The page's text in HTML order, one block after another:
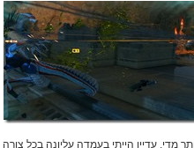
מדי. עדיין הייתי בעמדה עליונה בכל צורה